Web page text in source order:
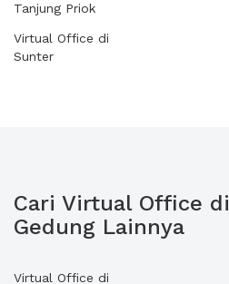
Tanjung Priok
Virtual Office di
Sunter
Cari Virtual Office di
Gedung Lainnya
Virtual Office di